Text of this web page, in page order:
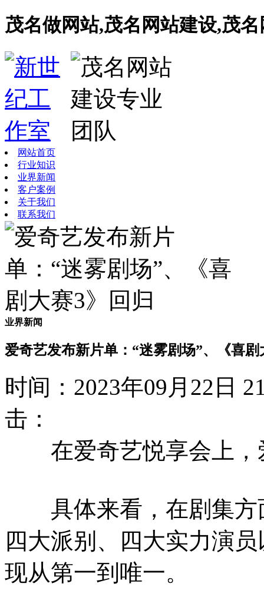
茂名做网站,茂名网站建设,茂
网站首页
行业知识
业界新闻
客户案例
关于我们
联系我们
业界新闻
爱奇艺发布新片单：“迷雾剧场”、《喜剧
时间：2023年09月22
击：
在爱奇艺悦享会上，
具体来看，在剧集方
四大派别、四大实力演
现从第一到唯一。